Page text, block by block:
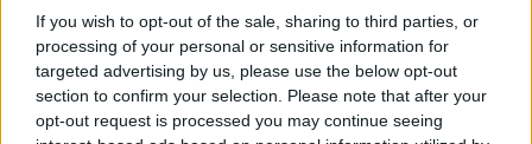
If you wish to opt-out of the sale, sharing to third parties, or
processing of your personal or sensitive information for
targeted advertising by us, please use the below opt-out
section to confirm your selection. Please note that after your
opt-out request is processed you may continue seeing